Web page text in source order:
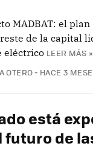
MADBAT: el
de la capital
eléctrico LEER MÁS »
OTERO HACE 3
está
futuro de